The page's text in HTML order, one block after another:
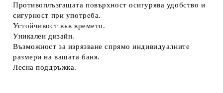
Противоплъзгащата повърхност осигурява удобство и
сигурност при употреба.
Устойчивост във времето.
Уникален дизайн.
Възможност за изрязване спрямо индивидуалните
размери на вашата баня.
Лесна поддръжка.